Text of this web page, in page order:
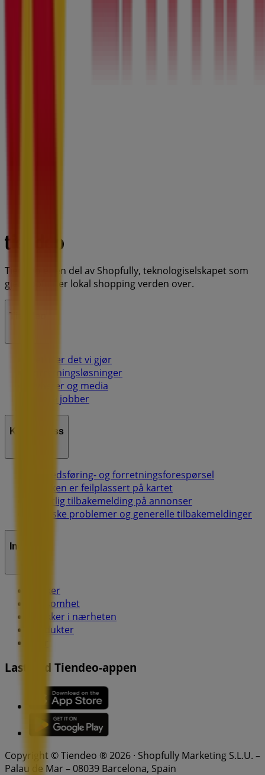
Tiendeo er en del av Shopfully, teknologiselskapet som
gjenoppfinner lokal shopping verden over.
Tiendeo
Dette er det vi gjør
Forretningsløsninger
Nyheter og media
Ledige jobber
Kontakt oss
Markedsføring- og forretningsforespørsel
Butikken er feilplassert på kartet
Ukentlig tilbakemelding på annonser
Tekniske problemer og generelle tilbakemeldinger
Indeks
Merker
Virksomhet
Butikker i nærheten
Produkter
Last ned Tiendeo-appen
Copyright © Tiendeo ® 2026 · Shopfully Marketing S.L.U. –
Palau de Mar – 08039 Barcelona, Spain